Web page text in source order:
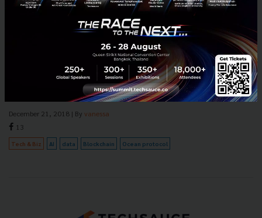
Democratizing the data market and bridging the
gap between data and AI
The challenges of artificial intelligence (AI), just like human
intelligence, is that it needs to be trained. Machines and AI require
data to learn, while human intelligence is bui...
December 21, 2018 | By vanessa
13
Tech & Biz AI data Blockchain Ocean protocol